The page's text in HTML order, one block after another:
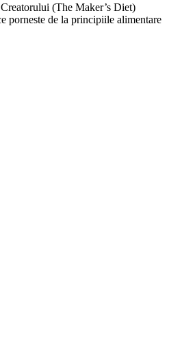
(The Maker’s Diet)
porneste de la principiile alimentare